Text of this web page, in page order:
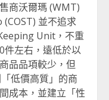
商沃爾瑪 (WMT)
並不追求
Unit，不重
件左右，遠低於以
品品項較少，但
低價高質」的商
成本，並建立「性